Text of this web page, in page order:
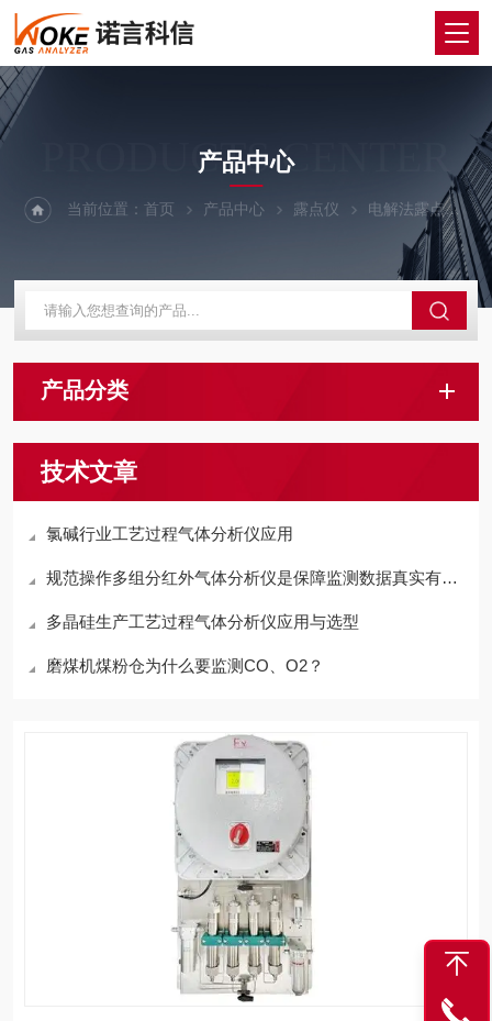
PRODUCTS CENTER
产品中心
当前位置：首页 产品中心 露点仪 电解法露点微量水分析仪
产品分类
技术文章
氯碱行业工艺过程气体分析仪应用
规范操作多组分红外气体分析仪是保障监测数据真实有效的关键
多晶硅生产工艺过程气体分析仪应用与选型
磨煤机煤粉仓为什么要监测CO、O2？